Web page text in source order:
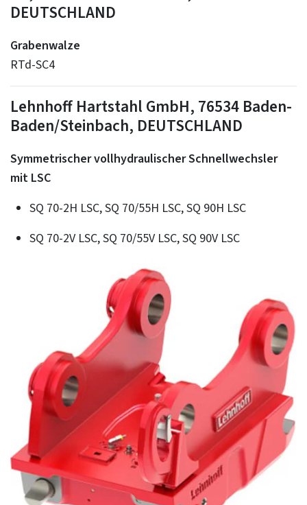
DEUTSCHLAND
Grabenwalze
RTd-SC4
Lehnhoff Hartstahl GmbH, 76534 Baden-
Baden/Steinbach, DEUTSCHLAND
Symmetrischer vollhydraulischer Schnellwechsler
mit LSC
SQ 70-2H LSC, SQ 70/55H LSC, SQ 90H LSC
SQ 70-2V LSC, SQ 70/55V LSC, SQ 90V LSC